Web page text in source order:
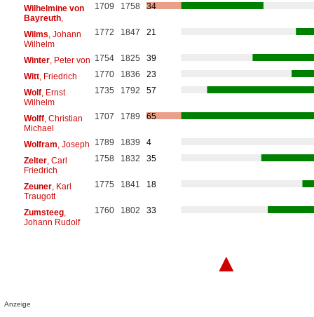
Wilhelmine von
Bayreuth,
1709 1758 34
Wilms , Johann
Wilhelm
1772 1847 21
Winter, Peter von 1754 1825
39
Witt, Friedrich 1770 1836
23
Wolf, Ernst
Wilhelm
1735 1792 57
Wolff, Christian
Michael
1707 1789 65
Wolfram , Joseph 1789 1839
4
Zelter, Carl
Friedrich
1758 1832 35
Zeuner, Karl
Traugott
1775 1841 18
Zumsteeg,
Johann Rudolf
1760 1802 33
▲
Anzeige